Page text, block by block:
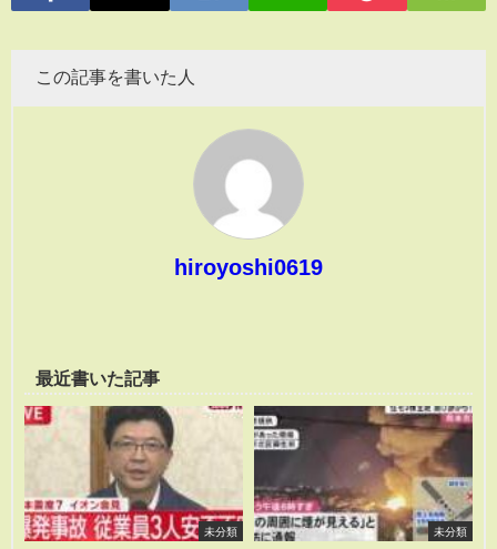
この記事を書いた人
hiroyoshi0619
最近書いた記事
未分類 未分類